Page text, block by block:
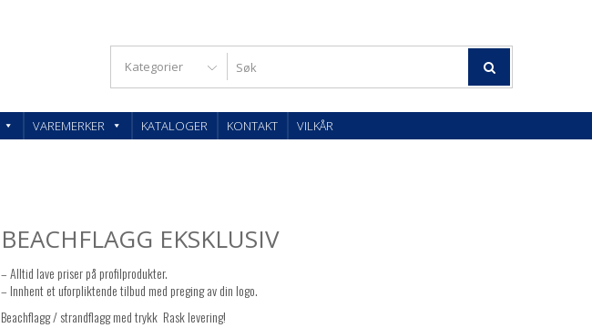
VAREMERKER KATALOGER KONTAKT VILKÅR
BEACHFLAGG EKSKLUSIV
– Alltid lave priser på profilprodukter.
– Innhent et uforpliktende tilbud med preging av din logo.
Beachflagg / strandflagg med trykk  Rask levering!